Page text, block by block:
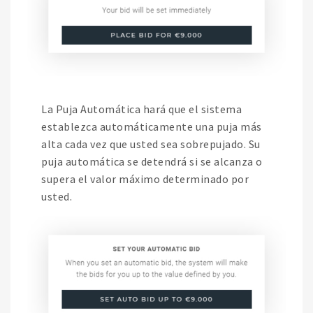
La Puja Automática hará que el sistema
establezca automáticamente una puja más
alta cada vez que usted sea sobrepujado. Su
puja automática se detendrá si se alcanza o
supera el valor máximo determinado por
usted.